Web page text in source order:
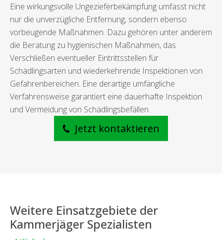
Eine wirkungsvolle Ungezieferbekämpfung umfasst nicht
nur die unverzügliche Entfernung, sondern ebenso
vorbeugende Maßnahmen. Dazu gehören unter anderem
die Beratung zu hygienischen Maßnahmen, das
Verschließen eventueller Eintrittsstellen für
Schädlingsarten und wiederkehrende Inspektionen von
Gefahrenbereichen. Eine derartige umfängliche
Verfahrensweise garantiert eine dauerhafte Inspektion
und Vermeidung von Schädlingsbefällen.
Jetzt kontaktieren
Weitere Einsatzgebiete der
Kammerjäger Spezialisten